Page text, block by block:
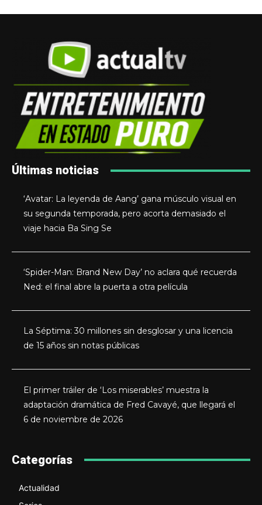
Últimas noticias
‘Avatar: La leyenda de Aang’ gana músculo visual en
su segunda temporada, pero acorta demasiado el
viaje hacia Ba Sing Se
‘Spider-Man: Brand New Day’ no aclara qué recuerda
Ned: el final abre la puerta a otra película
La Séptima: 30 millones sin desglosar y una licencia
de 15 años sin notas públicas
El primer tráiler de ‘Los miserables’ muestra la
adaptación dramática de Fred Cavayé, que llegará el
6 de noviembre de 2026
Categorías
Actualidad